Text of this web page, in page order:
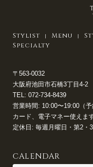
Stylist Menu
Specialty
〒563-0032
大阪府池田市石橋3丁目4-2
TEL: 072-734-8439
営業時間: 10:00〜19:00（
カード、電子マネー使えます
定休日: 毎週月曜日・第2・
CALENDAR